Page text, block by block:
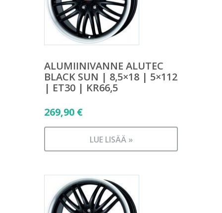
ALUMIINIVANNE ALUTEC
BLACK SUN | 8,5×18 | 5×112
| ET30 | KR66,5
269,90 €
LUE LISÄÄ »